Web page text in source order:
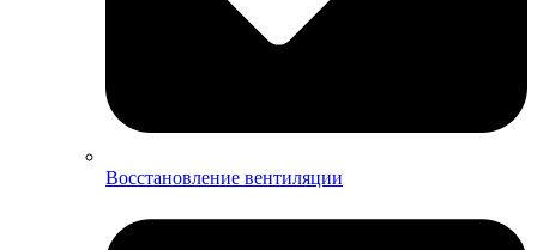
Восстановление вентиляции